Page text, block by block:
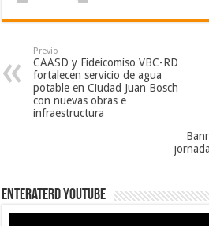
Previo
CAASD y Fideicomiso VBC-RD
fortalecen servicio de agua
potable en Ciudad Juan Bosch
con nuevas obras e
infraestructura
EnterateRD YOUTUBE